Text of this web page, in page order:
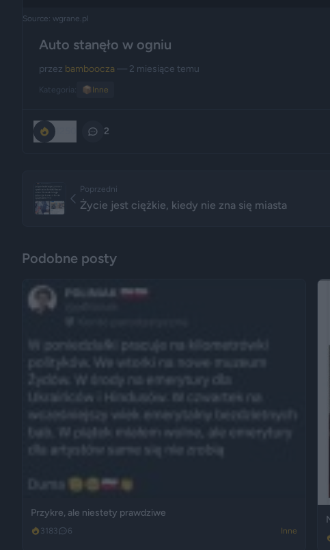
Source: wgrane.pl
Auto stanęło w ogniu
przez bamboocza — 2 miesiące temu
Kategoria: 📦 Inne
2
Poprzedni
Życie jest ciężkie, kiedy nie zna się miasta
Podobne posty
Przykre, ale niestety prawdziwe
3183 6 Inne